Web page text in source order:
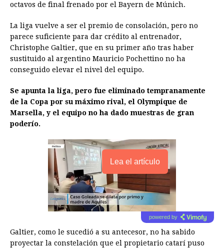
octavos de final frenado por el Bayern de Múnich.
La liga vuelve a ser el premio de consolación, pero no
parece suficiente para dar crédito al entrenador,
Christophe Galtier, que en su primer año tras haber
sustituido al argentino Mauricio Pochettino no ha
conseguido elevar el nivel del equipo.
Se apunta la liga, pero fue eliminado tempranamente
de la Copa por su máximo rival, el Olympique de
Marsella, y el equipo no ha dado muestras de gran
poderío.
Lea el artículo
powered by
Galtier, como le sucedió a su antecesor, no ha sabido
proyectar la constelación que el propietario catarí puso